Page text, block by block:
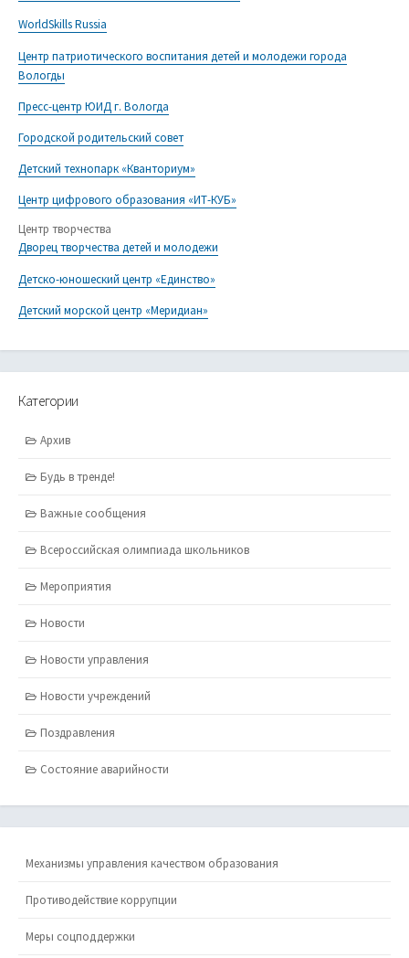
WorldSkills Russia
Центр патриотического воспитания детей и молодежи города
Вологды
Пресс-центр ЮИД г. Вологда
Городской родительский совет
Детский технопарк «Кванториум»
Центр цифрового образования «ИТ-КУБ»
Центр творчества
Дворец творчества детей и молодежи
Детско-юношеский центр «Единство»
Детский морской центр «Меридиан»
Категории
Архив
Будь в тренде!
Важные сообщения
Всероссийская олимпиада школьников
Мероприятия
Новости
Новости управления
Новости учреждений
Поздравления
Состояние аварийности
Механизмы управления качеством образования
Противодействие коррупции
Меры соцподдержки